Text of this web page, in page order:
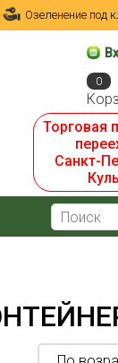
Озеленение под
0
Торговая
Санкт-